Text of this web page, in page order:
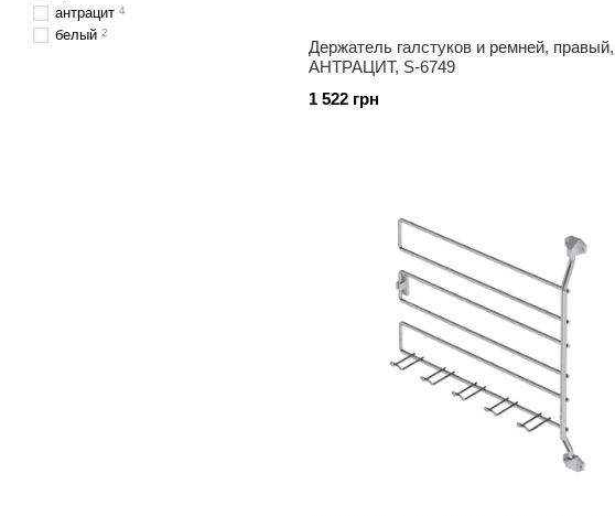
Держатель галстуков и ремней, правый,
АНТРАЦИТ, S-6749
1 522 грн
антрацит 4
белый 2